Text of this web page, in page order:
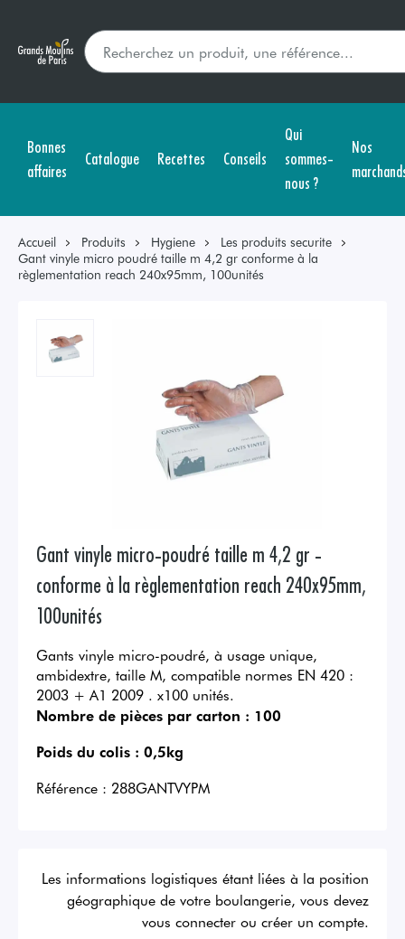
Bonnes
affaires
Catalogue Recettes Conseils
Qui
sommes-
nous ?
Nos
Accueil Produits Hygiene
Les produits securite
Gant vinyle micro poudré taille m 4,2 gr conforme à la
règlementation reach 240x95mm, 100unités
Gant vinyle micro-poudré taille m 4,2 gr -
conforme à la règlementation reach 240x95mm,
100unités
Gants vinyle micro-poudré, à usage unique,
ambidextre, taille M, compatible normes EN 420 :
2003 + A1 2009 . x100 unités.
Nombre de pièces par carton : 100
Poids du colis : 0,5kg
Référence : 288GANTVYPM
Les informations logistiques étant liées à la position
géographique de votre boulangerie, vous devez
vous connecter ou créer un compte.